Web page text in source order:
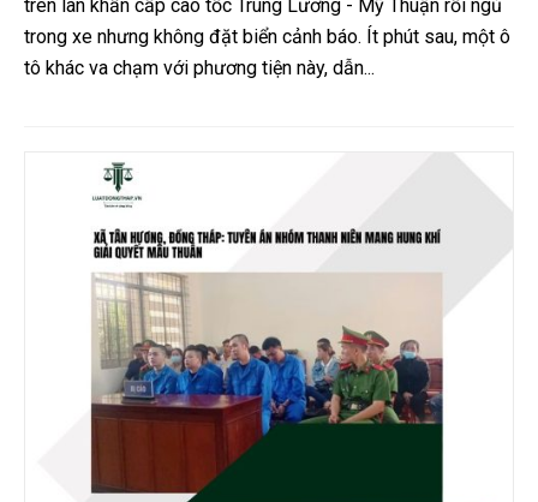
trên làn khẩn cấp cao tốc Trung Lương - Mỹ Thuận rồi ngủ
trong xe nhưng không đặt biển cảnh báo. Ít phút sau, một ô
tô khác va chạm với phương tiện này, dẫn...